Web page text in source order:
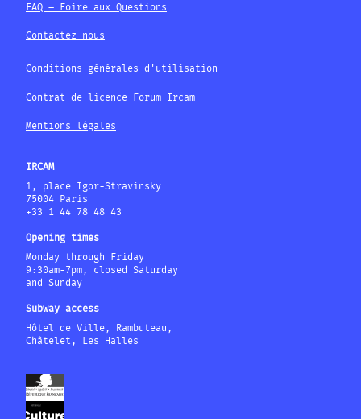
FAQ – Foire aux Questions
Contactez nous
Conditions générales d'utilisation
Contrat de licence Forum Ircam
Mentions légales
IRCAM
1, place Igor-Stravinsky
75004 Paris
+33 1 44 78 48 43
Opening times
Monday through Friday
9:30am-7pm, closed Saturday
and Sunday
Subway access
Hôtel de Ville, Rambuteau,
Châtelet, Les Halles